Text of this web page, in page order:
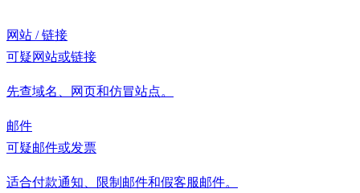
网站 / 链接
可疑网站或链接
先查域名、网页和仿冒站点。
邮件
可疑邮件或发票
适合付款通知、限制邮件和假客服邮件。